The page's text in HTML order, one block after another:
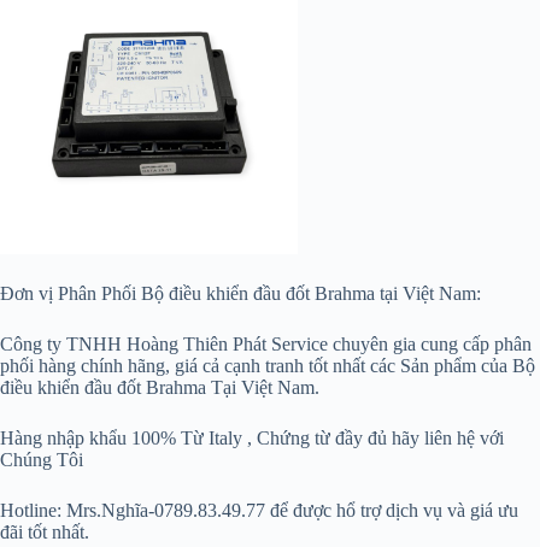
Đơn vị Phân Phối Bộ điều khiển đầu đốt Brahma tại Việt Nam:
Công ty TNHH Hoàng Thiên Phát Service chuyên gia cung cấp phân
phối hàng chính hãng, giá cả cạnh tranh tốt nhất các Sản phẩm của Bộ
điều khiển đầu đốt Brahma Tại Việt Nam.
Hàng nhập khẩu 100% Từ Italy , Chứng từ đầy đủ hãy liên hệ với
Chúng Tôi
Hotline: Mrs.Nghĩa-0789.83.49.77 để được hổ trợ dịch vụ và giá ưu
đãi tốt nhất.